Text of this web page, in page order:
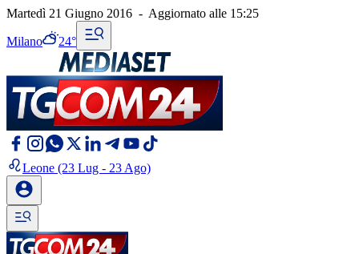
Martedì 21 Giugno 2016 - Aggiornato alle 15:25
Milano 24°
Leone (23 Lug - 23 Ago)